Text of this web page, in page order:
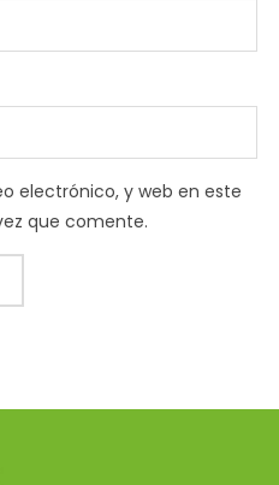
electrónico, y web en este
que comente.